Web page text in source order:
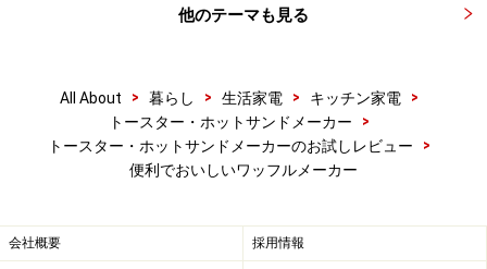
型が追加され、合計3種類となりました。小さな鯛焼き
他のテーマも見る
All About > 暮らし > 生活家電 > キッチン家電
>
トースター・ホットサンドメーカー
>
トースター・ホットサンドメーカーのお試しレビュー
>
便利でおいしいワッフルメーカー
会社概要 採用情報